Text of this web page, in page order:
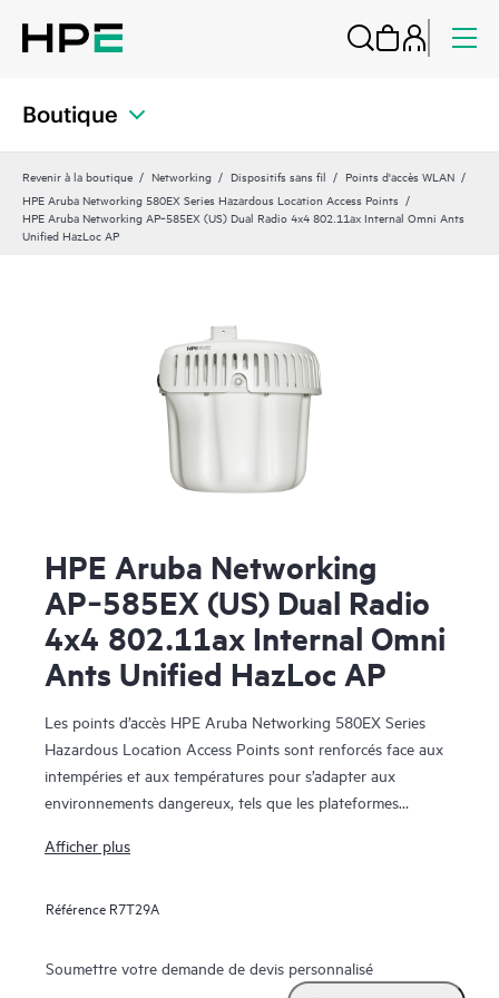
Boutique
Revenir à la boutique Networking Dispositifs sans fil
Points d'accès WLAN
HPE Aruba Networking 580EX Series Hazardous Location Access Points
HPE Aruba Networking AP‑585EX (US) Dual Radio 4x4 802.11ax Internal Omni Ants
Unified HazLoc AP
HPE Aruba Networking
AP‑585EX (US) Dual Radio
4x4 802.11ax Internal Omni
Ants Unified HazLoc AP
Les points d’accès HPE Aruba Networking 580EX Series
Hazardous Location Access Points sont renforcés face aux
intempéries et aux températures pour s’adapter aux
environnements dangereux, tels que les plateformes
et les sites de transport. Avec les fonctionnalités Wi-Fi 6, les
débit total maximum de 2,97 Gbit/s, les points d’accès en
fiabilité nécessaires pour les environnements IoT industriels
Afficher plus
Référence R7T29A
Soumettre votre demande de devis personnalisé